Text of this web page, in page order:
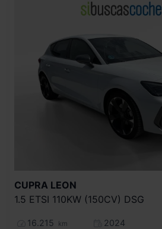
CUPRA LEON
1.5 ETSI 110KW (150CV) DSG
16.215 km
2024